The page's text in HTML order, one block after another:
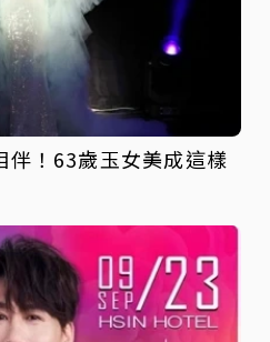
！63歲玉女美成這樣